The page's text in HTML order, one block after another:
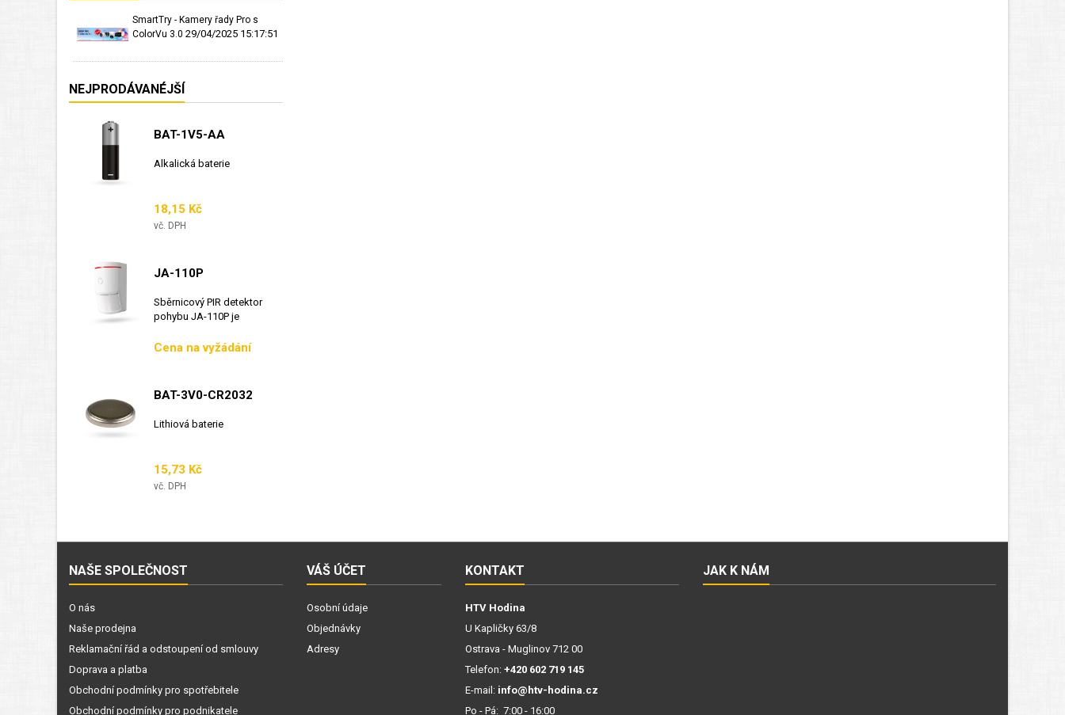
SmartTry - Kamery řady Pro s
ColorVu 3.0 29/04/2025 15:17:51
NEJPRODÁVANÉJŠÍ
BAT-1V5-AA
Alkalická baterie
Cena
18,15 Kč
vč. DPH
JA-110P
Sběrnicový PIR detektor
pohybu JA-110P je
Cena
Cena na vyžádání
BAT-3V0-CR2032
Lithiová baterie
Cena
15,73 Kč
vč. DPH
NAŠE SPOLEČNOST
O nás
Naše prodejna
Reklamační řád a odstoupení od smlouvy
Doprava a platba
Obchodní podmínky pro spotřebitele
Obchodní podmínky pro podnikatele
VÁŠ ÚČET
Osobní údaje
Objednávky
Adresy
KONTAKT
HTV Hodina
U Kapličky 63/8
Ostrava - Muglinov 712 00
Telefon: +420 602 719 145
E-mail: info@htv-hodina.cz
Po - Pá: 7:00 - 16:00
JAK K NÁM